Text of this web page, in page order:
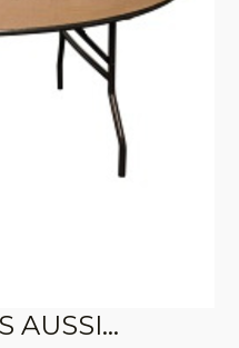
AUSSI...